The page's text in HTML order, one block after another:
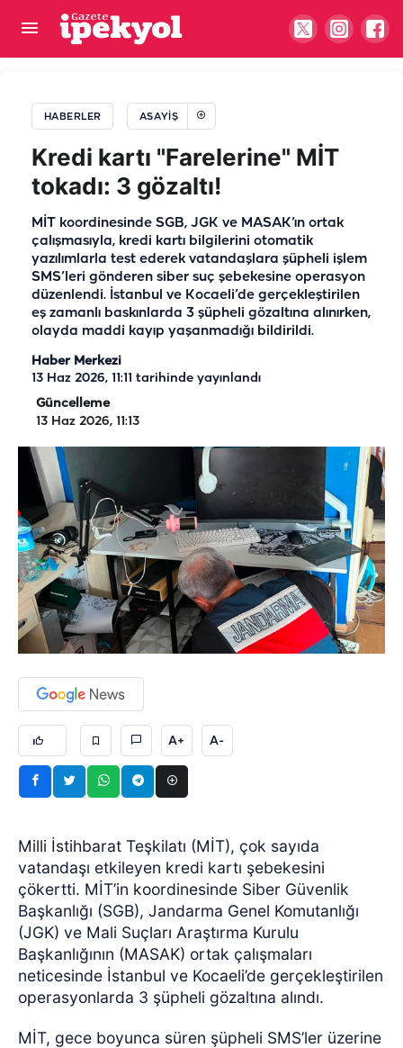
HABERLER ASAYIŞ
Kredi kartı "Farelerine" MİT
tokadı: 3 gözaltı!
MİT koordinesinde SGB, JGK ve MASAK’ın ortak
çalışmasıyla, kredi kartı bilgilerini otomatik
yazılımlarla test ederek vatandaşlara şüpheli işlem
SMS’leri gönderen siber suç şebekesine operasyon
düzenlendi. İstanbul ve Kocaeli’de gerçekleştirilen
eş zamanlı baskınlarda 3 şüpheli gözaltına alınırken,
olayda maddi kayıp yaşanmadığı bildirildi.
Haber Merkezi
13 Haz 2026, 11:11 tarihinde yayınlandı
Güncelleme
13 Haz 2026, 11:13
A+ A-
Milli İstihbarat Teşkilatı (MİT), çok sayıda
vatandaşı etkileyen kredi kartı şebekesini
çökertti. MİT’in koordinesinde Siber Güvenlik
Başkanlığı (SGB), Jandarma Genel Komutanlığı
(JGK) ve Mali Suçları Araştırma Kurulu
Başkanlığının (MASAK) ortak çalışmaları
neticesinde İstanbul ve Kocaeli’de gerçekleştirilen
operasyonlarda 3 şüpheli gözaltına alındı.
MİT, gece boyunca süren şüpheli SMS’ler üzerine
Şanlıurfa’da jandarma ekipleri peşini bırakmadı: